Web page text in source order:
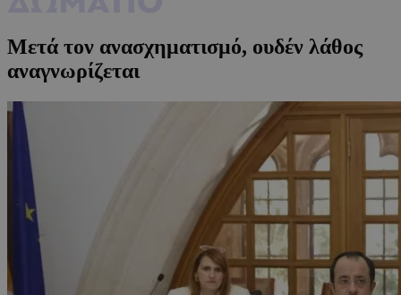
Μετά τον ανασχηματισμό, ουδέν λάθος
αναγνωρίζεται